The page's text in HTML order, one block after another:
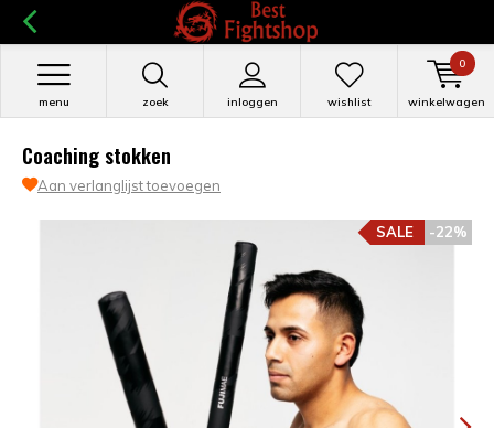
zoek inloggen
menu wishlist winkelwagen
0
Coaching stokken
Aan verlanglijst toevoegen
-22%
SALE